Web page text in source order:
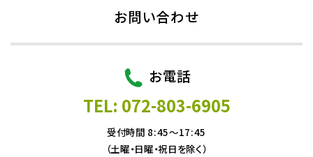
お問い合わせ
お電話
TEL: 072-803-6905
受付時間 8:45～17:45
（土曜・日曜・祝日を除く）